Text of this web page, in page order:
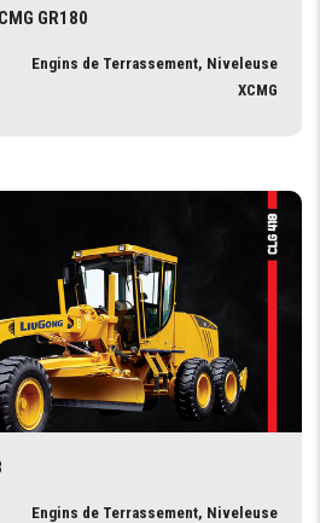
GR180
Engins de Terrassement, Niveleuse
XCMG
Engins de Terrassement, Niveleuse